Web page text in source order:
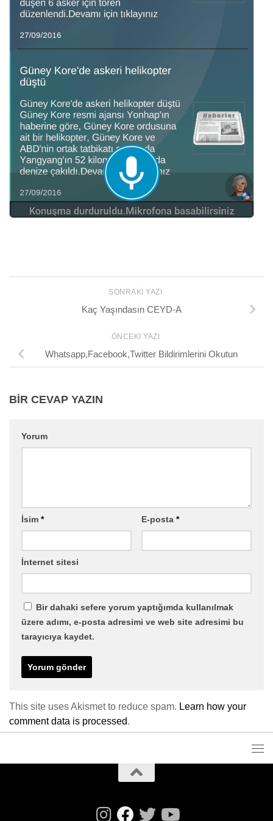
SONRAKI YAZI
Kaç Yaşındasın CEYD-A
ÖNCEKI YAZI
Whatsapp,Facebook,Twitter Bildirimlerini Okutun
BIR CEVAP YAZIN
Yorum
İsim * E-posta *
İnternet sitesi
Bir dahaki sefere yorum yaptığımda kullanılmak
üzere adımı, e-posta adresimi ve web site adresimi bu
tarayıcıya kaydet.
This site uses Akismet to reduce spam. Learn how your
comment data is processed.